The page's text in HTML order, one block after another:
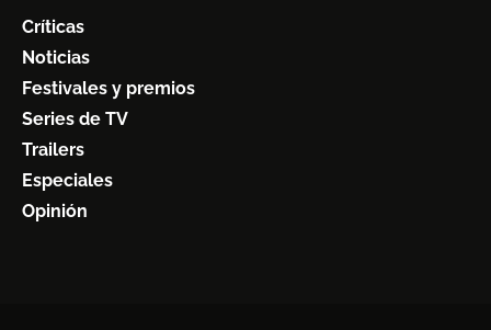
Críticas
Noticias
Festivales y premios
Series de TV
Trailers
Especiales
Opinión